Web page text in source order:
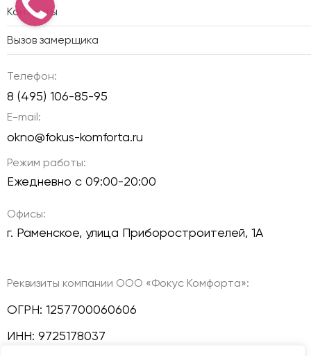
Контакты
Вызов замерщика
Телефон:
8 (495) 106-85-95
E-mail:
okno@fokus-komforta.ru
Режим работы:
Ежедневно с 09:00-20:00
Офисы:
г. Раменское, улица Приборостроителей, 1А
Реквизиты компании ООО «Фокус Комфорта»:
ОГРН: 1257700060606
ИНН: 9725178037